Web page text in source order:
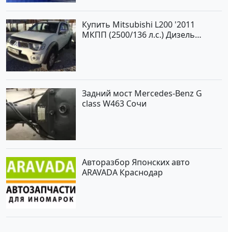
Купить Mitsubishi L200 '2011
МКПП (2500/136 л.с.) Дизель
Задний мост Mercedes-Benz G
class W463 Сочи
Авторазбор Японских авто
ARAVADA Краснодар